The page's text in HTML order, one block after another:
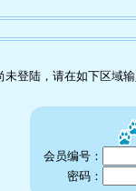
未登陆，请在如下区域
会员编号：
密码：